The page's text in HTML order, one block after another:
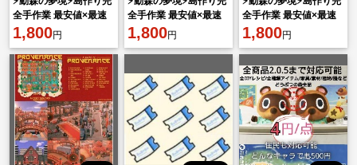
全手作業 最安値×最速
対応⭐Ver.3.0＆Switch2
対応
1,800円
全手作業 最安値×最速
対応⭐Ver.3.0＆Switch2
対応
1,800円
全手作業 最安値×最速
対応⭐Ver.3.0＆Switch2
対応
1,800円